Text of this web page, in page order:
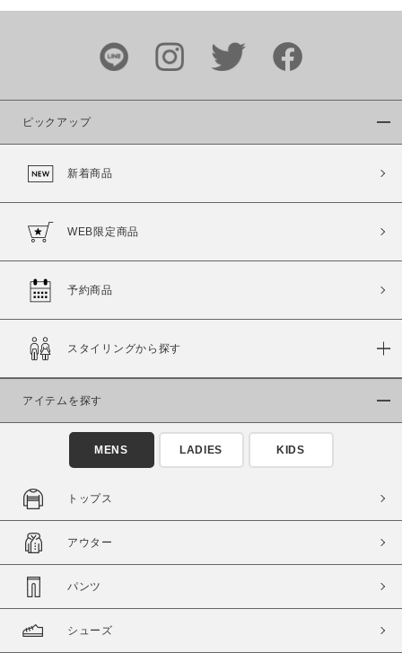
ブランド
カラー
商品タイプ
通常商品
セール価格 WEB限定
在庫
在庫あり
ピックアップ
新着商品
WEB限定商品
予約商品
スタイリングから探す
アイテムを探す
MENS LADIES KIDS
トップス
アウター
パンツ
シューズ